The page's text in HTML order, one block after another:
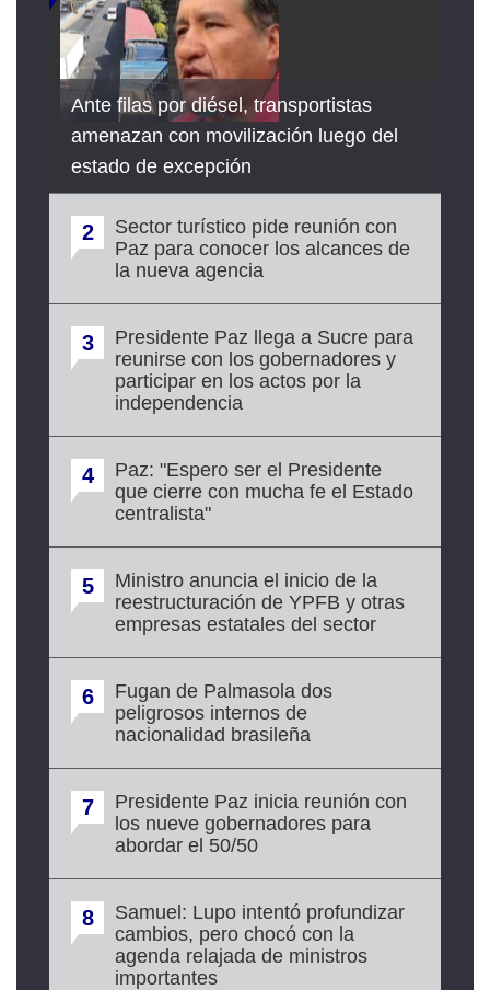
Ante filas por diésel, transportistas
amenazan con movilización luego del
estado de excepción
2
Sector turístico pide reunión con
Paz para conocer los alcances de
la nueva agencia
3
Presidente Paz llega a Sucre para
reunirse con los gobernadores y
participar en los actos por la
independencia
4
Paz: "Espero ser el Presidente
que cierre con mucha fe el Estado
centralista"
5
Ministro anuncia el inicio de la
reestructuración de YPFB y otras
empresas estatales del sector
6
Fugan de Palmasola dos
peligrosos internos de
nacionalidad brasileña
7
Presidente Paz inicia reunión con
los nueve gobernadores para
abordar el 50/50
8
Samuel: Lupo intentó profundizar
cambios, pero chocó con la
agenda relajada de ministros
importantes